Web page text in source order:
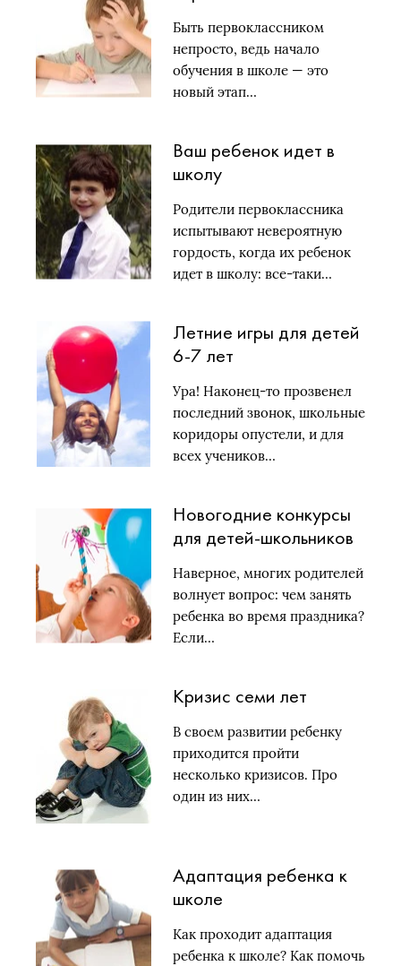
Быть первоклассником
непросто, ведь начало
обучения в школе — это
новый этап…
Ваш ребенок идет в
школу
Родители первоклассника
испытывают невероятную
гордость, когда их ребенок
идет в школу: все-таки…
Летние игры для детей
6-7 лет
Ура! Наконец-то прозвенел
последний звонок, школьные
коридоры опустели, и для
всех учеников…
Новогодние конкурсы
для детей-школьников
Наверное, многих родителей
волнует вопрос: чем занять
ребенка во время праздника?
Если…
Кризис семи лет
В своем развитии ребенку
приходится пройти
несколько кризисов. Про
один из них…
Адаптация ребенка к
школе
Как проходит адаптация
ребенка к школе? Как помочь